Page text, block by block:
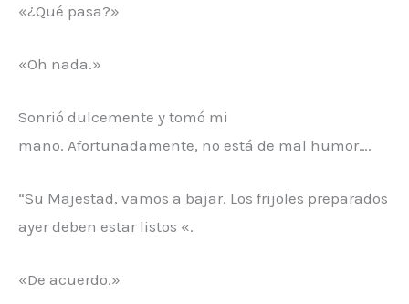
«¿Qué pasa?»
«Oh nada.»
Sonrió dulcemente y tomó mi
mano. Afortunadamente, no está de mal humor….
“Su Majestad, vamos a bajar. Los frijoles preparados
ayer deben estar listos «.
«De acuerdo.»